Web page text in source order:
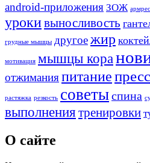
android-приложения ЗОЖ
урокивыносливость
грудные мышцы другоежир
мотивация мышцы кора
отжиманияпитаниепресс
растяжка резкость советыспина
выполнения тренировки
О сайте